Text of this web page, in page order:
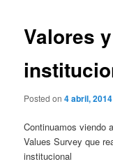
Valores
Posted on4 abril, 2014
Continuamos viendo
Values Survey que
institucional